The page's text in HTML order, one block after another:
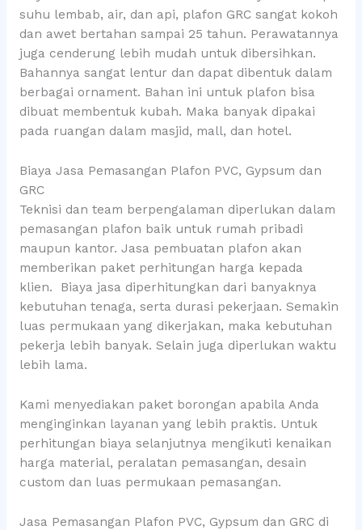
suhu lembab, air, dan api, plafon GRC sangat kokoh
dan awet bertahan sampai 25 tahun. Perawatannya
juga cenderung lebih mudah untuk dibersihkan.
Bahannya sangat lentur dan dapat dibentuk dalam
berbagai ornament. Bahan ini untuk plafon bisa
dibuat membentuk kubah. Maka banyak dipakai
pada ruangan dalam masjid, mall, dan hotel.
Biaya Jasa Pemasangan Plafon PVC, Gypsum dan
GRC
Teknisi dan team berpengalaman diperlukan dalam
pemasangan plafon baik untuk rumah pribadi
maupun kantor. Jasa pembuatan plafon akan
memberikan paket perhitungan harga kepada
klien. Biaya jasa diperhitungkan dari banyaknya
kebutuhan tenaga, serta durasi pekerjaan. Semakin
luas permukaan yang dikerjakan, maka kebutuhan
pekerja lebih banyak. Selain juga diperlukan waktu
lebih lama.
Kami menyediakan paket borongan apabila Anda
menginginkan layanan yang lebih praktis. Untuk
perhitungan biaya selanjutnya mengikuti kenaikan
harga material, peralatan pemasangan, desain
custom dan luas permukaan pemasangan.
Jasa Pemasangan Plafon PVC, Gypsum dan GRC di